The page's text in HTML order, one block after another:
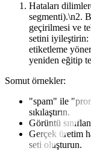
Hataları
segmenti).\n2.
geçirilmesi ve
setini iyileştirin:
etiketleme
yeniden eğitip
Somut örnekler:
"spam" ile
sıkılaştırın.
Görüntü
Gerçek üretim
seti oluşturun.